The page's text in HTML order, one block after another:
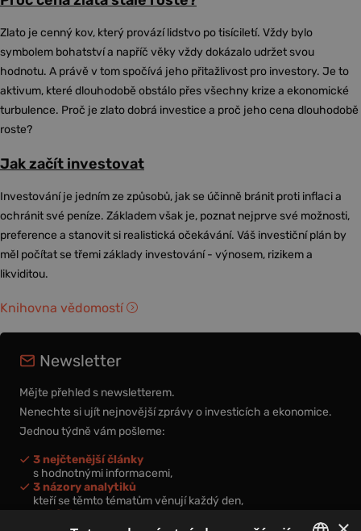
Zlato je cenný kov, který provází lidstvo po tisíciletí. Vždy bylo
symbolem bohatství a napříč věky vždy dokázalo udržet svou
hodnotu. A právě v tom spočívá jeho přitažlivost pro investory. Je to
aktivum, které dlouhodobě obstálo přes všechny krize a ekonomické
turbulence. Proč je zlato dobrá investice a proč jeho cena dlouhodobě
roste?
Jak začít investovat
Investování je jedním ze způsobů, jak se účinně bránit proti inflaci a
ochránit své peníze. Základem však je, poznat nejprve své možnosti,
preference a stanovit si realistická očekávání. Váš investiční plán by
měl počítat se třemi základy investování - výnosem, rizikem a
likviditou.
Knihovna vědomostí
Newsletter
Mějte přehled s newsletterem.
Nenechte si ujít nejnovější zprávy o investicích a ekonomice.
Jednou týdně vám pošleme:
3 nejčtenější články
s hodnotnými informacemi,
3 názory analytiků
kteří se těmto tématům věnují každý den,